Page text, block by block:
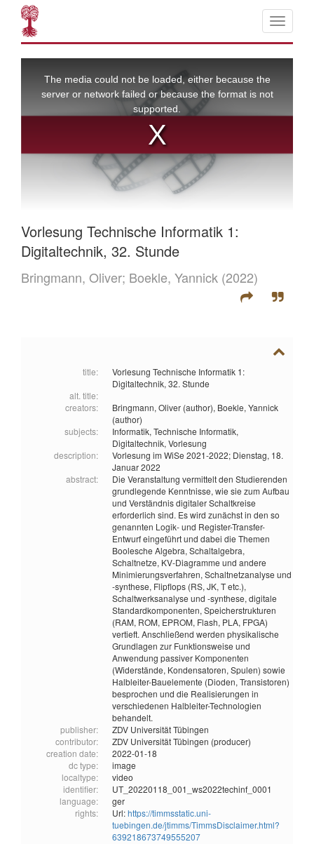
Vorlesung Technische Informatik 1:
Digitaltechnik, 32. Stunde
Bringmann, Oliver; Boekle, Yannick (2022)
title:
Vorlesung Technische Informatik 1:
Digitaltechnik, 32. Stunde
alt. title:
creators:
Bringmann, Oliver (author), Boekle, Yannick
(author)
subjects:
Informatik, Technische Informatik,
Digitaltechnik, Vorlesung
description:
Vorlesung im WiSe 2021-2022; Dienstag, 18.
Januar 2022
abstract:
Die Veranstaltung vermittelt den Studierenden
grundlegende Kenntnisse, wie sie zum Aufbau
und Verständnis digitaler Schaltkreise
erforderlich sind. Es wird zunächst in den so
genannten Logik- und Register-Transfer-
Entwurf eingeführt und dabei die Themen
Boolesche Algebra, Schaltalgebra,
Schaltnetze, KV-Diagramme und andere
Minimierungsverfahren, Schaltnetzanalyse und
-synthese, Flipflops (RS, JK, T etc.),
Schaltwerksanalyse und -synthese, digitale
Standardkomponenten, Speicherstrukturen
(RAM, ROM, EPROM, Flash, PLA, FPGA)
vertieft. Anschließend werden physikalische
Grundlagen zur Funktionsweise und
Anwendung passiver Komponenten
(Widerstände, Kondensatoren, Spulen) sowie
Halbleiter-Bauelemente (Dioden, Transistoren)
besprochen und die Realisierungen in
verschiedenen Halbleiter-Technologien
behandelt.
publisher:
ZDV Universität Tübingen
contributor:
ZDV Universität Tübingen (producer)
creation date:
2022-01-18
dc type:
image
localtype:
video
identifier:
UT_20220118_001_ws2022techinf_0001
language:
ger
rights:
Url:https://timmsstatic.uni-
tuebingen.de/jtimms/TimmsDisclaimer.html?
639218673749555207